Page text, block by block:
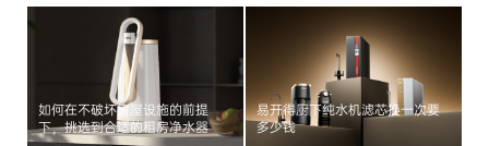
如何在不破坏房屋设施的前提
下，挑选到合适的租房净水器
易开得厨下纯水机滤芯换一次要
多少钱